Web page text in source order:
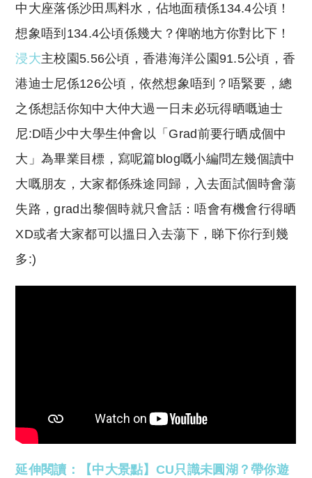
中大座落係沙田馬料水，佔地面積係134.4公頃！
想象唔到134.4公頃係幾大？俾啲地方你對比下！
浸大主校園5.56公頃，香港海洋公園91.5公頃，香
港迪士尼係126公頃，依然想象唔到？唔緊要，總
之係想話你知中大仲大過一日未必玩得晒嘅迪士
尼:D唔少中大學生仲會以「Grad前要行晒成個中
大」為畢業目標，寫呢篇blog嘅小編問左幾個讀中
大嘅朋友，大家都係殊途同歸，入去面試個時會蕩
失路，grad出黎個時就只會話：唔會有機會行得晒
XD或者大家都可以搵日入去蕩下，睇下你行到幾
多:)
延伸閱讀：【中大景點】CU只識未圓湖？帶你遊